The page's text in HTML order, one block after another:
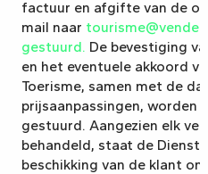
factuur en afgifte van de
mail naar
gestuurd. De bevestiging
en het eventuele akkoord
Toerisme, samen met de
prijsaanpassingen, worden
gestuurd. Aangezien elk
behandeld, staat de Dienst
beschikking van de klant